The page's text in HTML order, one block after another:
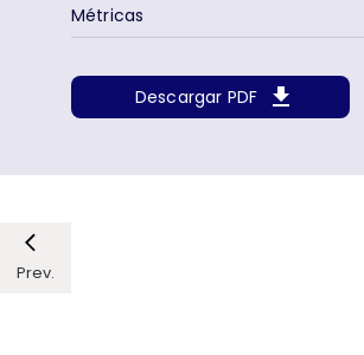
Descargar PDF
Métricas
Prev.